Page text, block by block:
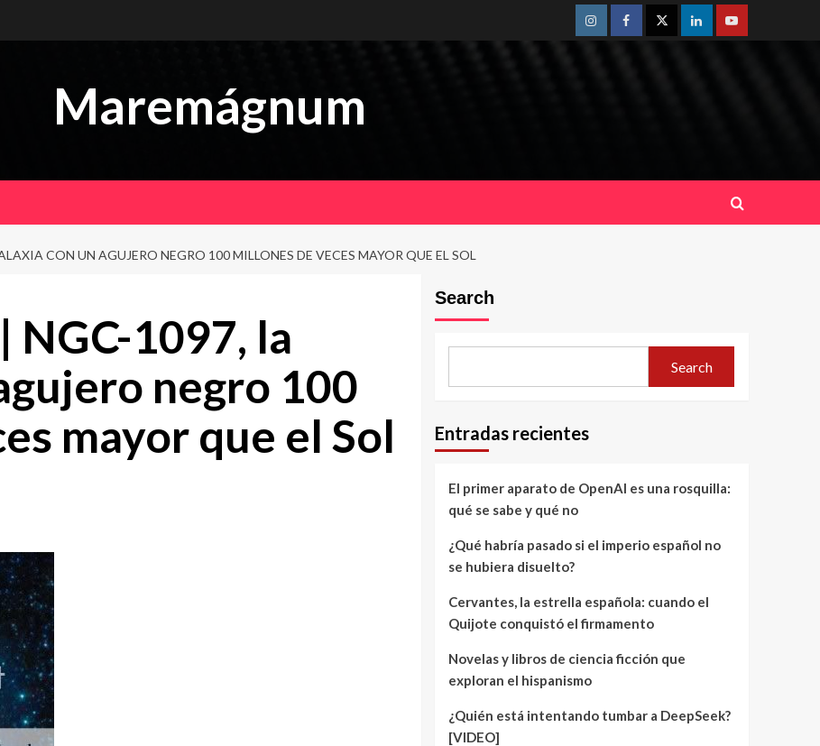
InstagramFacebookTwitterLinkedinYoutube
Maremágnum
CON UN AGUJERO NEGRO 100 MILLONES DE VECES MAYOR QUE EL SOL
NGC-1097, la
negro 100
mayor que el Sol
Search
Search
Entradas recientes
El primer aparato de OpenAI es una rosquilla:
qué se sabe y qué no
¿Qué habría pasado si el imperio español no
se hubiera disuelto?
Cervantes, la estrella española: cuando el
Quijote conquistó el firmamento
Novelas y libros de ciencia ficción que
exploran el hispanismo
¿Quién está intentando tumbar a DeepSeek?
[VIDEO]